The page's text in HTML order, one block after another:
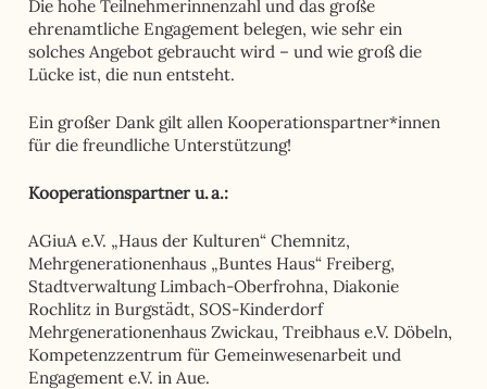
Die hohe Teilnehmerinnenzahl und das große
ehrenamtliche Engagement belegen, wie sehr ein
solches Angebot gebraucht wird – und wie groß die
Lücke ist, die nun entsteht.
Ein großer Dank gilt allen Kooperationspartner*innen
für die freundliche Unterstützung!
Kooperationspartner u. a.:
AGiuA e.V. „Haus der Kulturen“ Chemnitz,
Mehrgenerationenhaus „Buntes Haus“ Freiberg,
Stadtverwaltung Limbach-Oberfrohna, Diakonie
Rochlitz in Burgstädt, SOS-Kinderdorf
Mehrgenerationenhaus Zwickau, Treibhaus e.V. Döbeln,
Kompetenzzentrum für Gemeinwesenarbeit und
Engagement e.V. in Aue.